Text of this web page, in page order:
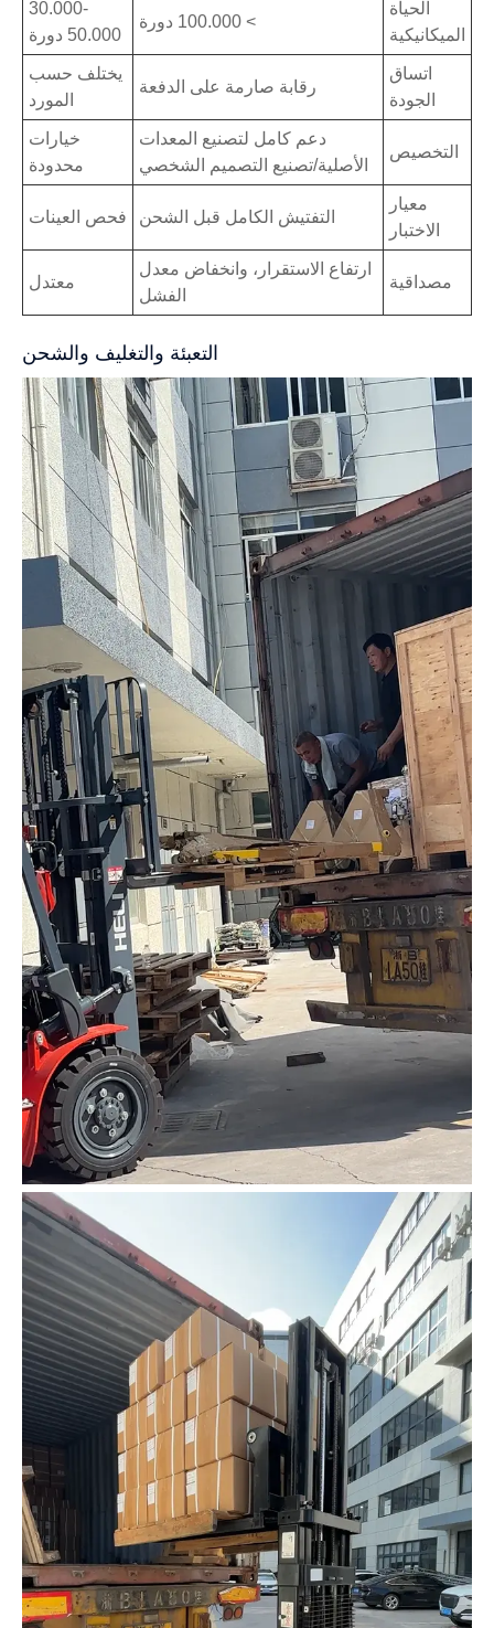
الحياة
الميكانيكية
> 100.000 دورة
30.000-
50.000 دورة
اتساق
الجودة
رقابة صارمة على الدفعة
يختلف حسب
المورد
التخصيص
دعم كامل لتصنيع المعدات
الأصلية/تصنيع التصميم الشخصي
خيارات
محدودة
معيار
الاختبار
التفتيش الكامل قبل الشحن فحص العينات
مصداقية
ارتفاع الاستقرار، وانخفاض معدل
الفشل
معتدل
التعبئة والتغليف والشحن